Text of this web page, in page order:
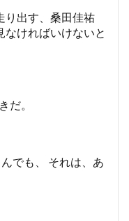
り出す、桑田佳祐
なければいけないと
だ。
でも、 それは、あ